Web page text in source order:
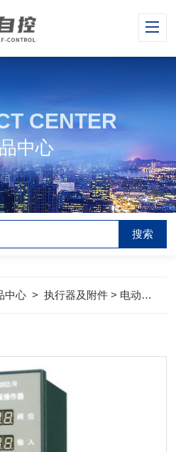
CENTER
中心
中心 >执行器及附件 > 电动执行机构